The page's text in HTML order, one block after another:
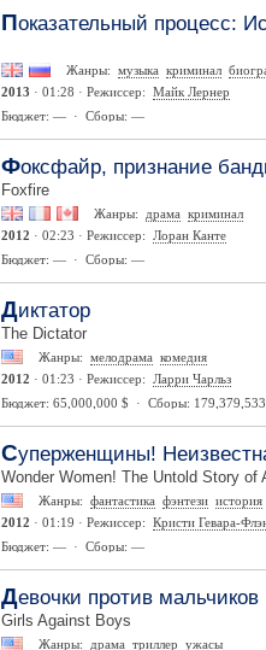
Показательный процесс:
Жанры: музыка криминал
2013 · 01:28 · Режиссер: Майк Лернер
Бюджет: — · Сборы: —
Фоксфайр, признание
Foxfire
Жанры: драма криминал
2012 · 02:23 · Режиссер: Лоран Канте
Бюджет: — · Сборы: —
Диктатор
The Dictator
Жанры: мелодрама комедия
2012 · 01:23 · Режиссер: Ларри Чарльз
Бюджет: 65,000,000 $ · Сборы:
Суперженщины!
Wonder Women! The Untold Story of
Жанры: фантастика фэнтези история
2012 · 01:19 · Режиссер: Кристи Гевара-
Бюджет: — · Сборы: —
Девочки против мальчиков
Girls Against Boys
Жанры: драма триллер ужасы